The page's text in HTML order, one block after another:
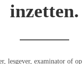
inzetten.
lesgever, examinator of